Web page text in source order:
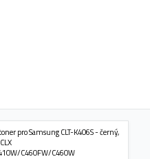
pro Samsung CLT-K406S - černý,
C460FW/C460W